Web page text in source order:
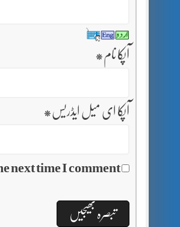
آپکا نام *
آپکا ای میل ایڈریس *
next time I comment.